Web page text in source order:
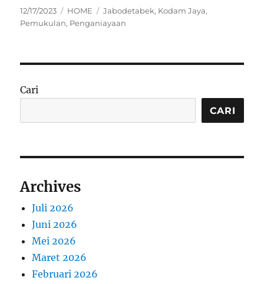
Posted
on
12/17/2023 Categories
HOME Tags
Jabodetabek, Kodam Jaya,
Pemukulan, Penganiayaan
Cari
CARI
Archives
Juli 2026
Juni 2026
Mei 2026
Maret 2026
Februari 2026